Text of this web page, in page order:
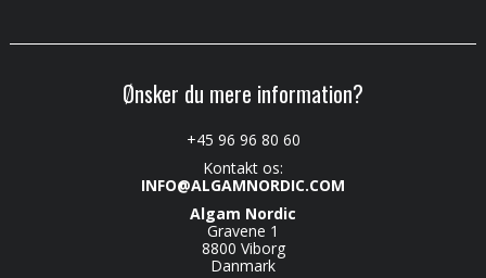
Ønsker du mere information?
+45 96 96 80 60
Kontakt os:
INFO@ALGAMNORDIC.COM
Algam Nordic
Gravene 1
8800 Viborg
Danmark